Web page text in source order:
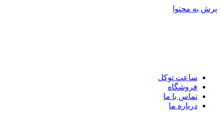
پرش به محتوا
ساعت توکل
فروشگاه
تماس با ما
درباره ما